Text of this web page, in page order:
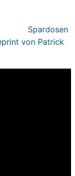
Spardosen
von Patrick